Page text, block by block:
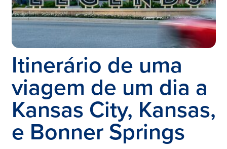
Itinerário de uma
viagem de um dia a
Kansas City, Kansas,
e Bonner Springs